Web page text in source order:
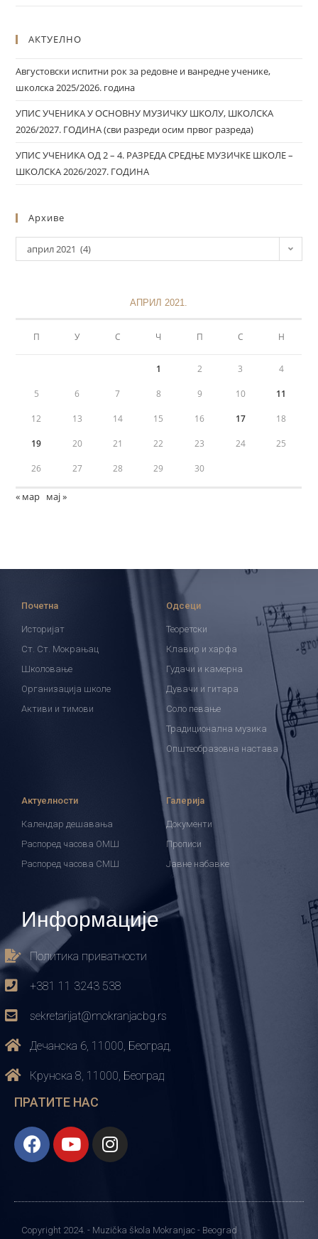
АКТУЕЛНО
Августовски испитни рок за редовне и ванредне ученике,
школска 2025/2026. година
УПИС УЧЕНИКА У ОСНОВНУ МУЗИЧКУ ШКОЛУ, ШКОЛСКА
2026/2027. ГОДИНА (сви разреди осим првог разреда)
УПИС УЧЕНИКА ОД 2 – 4. РАЗРЕДА СРЕДЊЕ МУЗИЧКЕ ШКОЛЕ –
ШКОЛСКА 2026/2027. ГОДИНА
Архиве
април 2021 (4)
АПРИЛ 2021.
П У С Ч П С Н
1 2 3 4
5 6 7 8 9 10 11
12 13 14 15 16 17 18
19 20 21 22 23 24 25
26 27 28 29 30
« мар мај »
Почетна
Историјат
Ст. Ст. Мокрањац
Школовање
Организација школе
Активи и тимови
Одсеци
Теоретски
Клавир и харфа
Гудачи и камерна
Дувачи и гитара
Соло певање
Традиционална музика
Општеобразовна настава
Актуелности
Календар дешавања
Распоред часова ОМШ
Распоред часова СМШ
Галерија
Документи
Прописи
Јавне набавке
Информације
Политика приватности
+381 11 3243 538
sekretarijat@mokranjacbg.rs
Дечанска 6, 11000, Београд,
Крунска 8, 11000, Београд
ПРАТИТЕ НАС
Copyright 2024. - Muzička škola Mokranjac - Beograd